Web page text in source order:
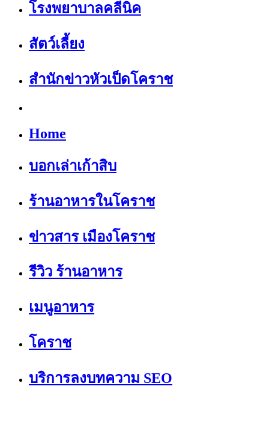
โรงพยาบาลคลีนิค
สัตว์เลี้ยง
สำนักข่าวหัวเป็ดโคราช
Home
บอกเล่าเก้าสิบ
ร้านอาหารในโคราช
ข่าวสาร เมืองโคราช
รีวิว ร้านอาหาร
เมนูอาหาร
โคราช
บริการลงบทความ SEO